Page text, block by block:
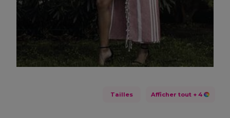
Tailles Afficher tout + 4